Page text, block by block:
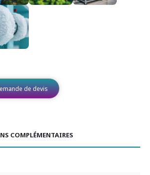
de devis
COMPLÉMENTAIRES